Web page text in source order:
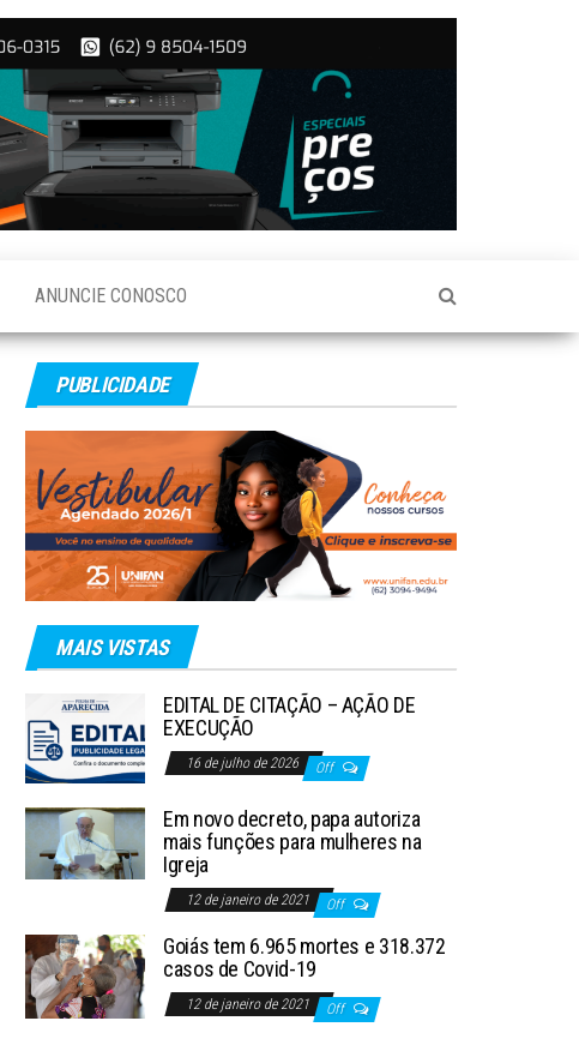
ANUNCIE CONOSCO
PUBLICIDADE
MAIS VISTAS
EDITAL DE CITAÇÃO – AÇÃO DE
EXECUÇÃO
16 de julho de 2026 Off
Em novo decreto, papa autoriza
mais funções para mulheres na
Igreja
12 de janeiro de 2021 Off
Goiás tem 6.965 mortes e 318.372
casos de Covid-19
12 de janeiro de 2021 Off